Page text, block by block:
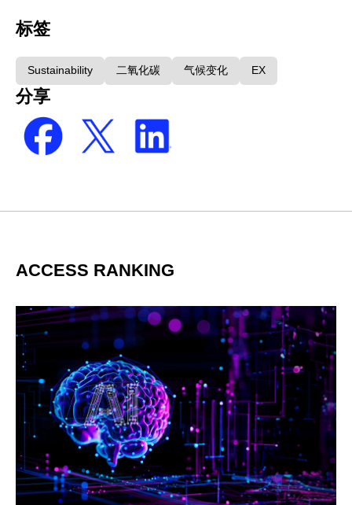
标签
Sustainability 二氧化碳 气候变化 EX
分享
ACCESS RANKING